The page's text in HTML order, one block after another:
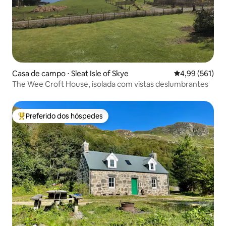
Casa de campo ⋅ Sleat Isle of Skye 4,99 de uma
4,99 (561)
The Wee Croft House, isolada com vistas deslumbrantes
Entre os melhores preferidos dos hóspedes
Preferido dos hóspedes